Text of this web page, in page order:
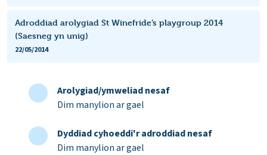
Adroddiad arolygiad St Winefride’s playgroup 2014
(Saesneg yn unig)
22/05/2014
Arolygiad/ymweliad nesaf
Dim manylion ar gael
Dyddiad cyhoeddi'r adroddiad nesaf
Dim manylion ar gael